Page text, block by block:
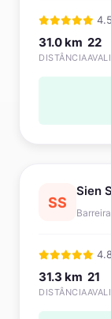
31.0 km
DISTÂNCIA
22
SS
Sien
31.3 km
DISTÂNCIA
21